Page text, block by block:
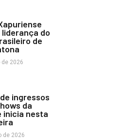
liderança do
de
de 2026
ingressos
da
inicia nesta
de 2026